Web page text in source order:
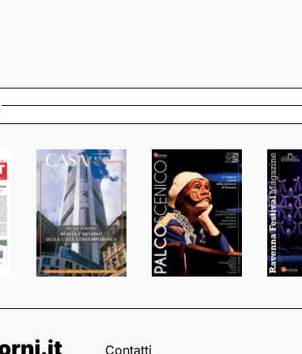
Contatti